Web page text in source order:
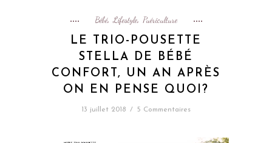
Bébé, Lifestyle, Puériculture
LE TRIO-POUSETTE
STELLA DE BÉBÉ
CONFORT, UN AN APRÈS
ON EN PENSE QUOI?
13 juillet 2018 / 5 Commentaires